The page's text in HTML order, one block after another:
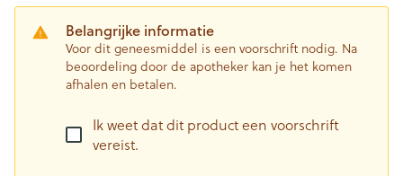
Belangrijke informatie
Voor dit geneesmiddel is een voorschrift nodig. Na
beoordeling door de apotheker kan je het komen
afhalen en betalen.
Ik weet dat dit product een voorschrift
vereist.